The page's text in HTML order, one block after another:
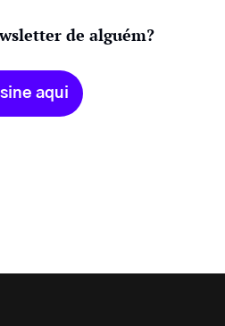
de alguém?
aqui